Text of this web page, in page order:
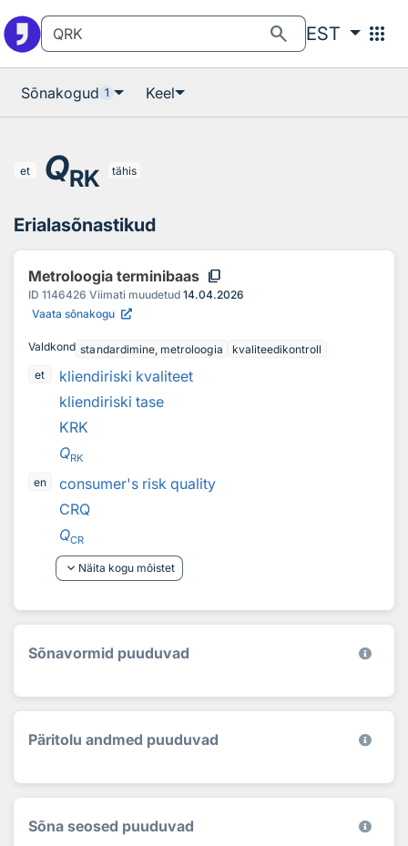
search EST apps
Sõnakogud 1 Keel
et QRK tähis
Erialasõnastikud
Metroloogia terminibaas content_copy
ID 1146426 Viimati muudetud 14.04.2026
Vaata sõnakogu
Valdkond standardimine, metroloogia
kvaliteedikontroll
et
kliendiriski kvaliteet
kliendiriski tase
KRK
QRK
en
consumer's risk quality
CRQ
QCR
keyboard_arrow_down Näita kogu mõistet
Sõnavormid puuduvad
Päritolu andmed puuduvad
Sõna seosed puuduvad